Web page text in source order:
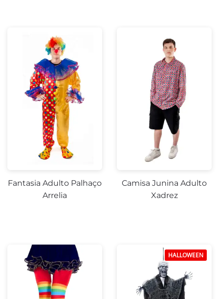
Fantasia Adulto Palhaço
Arrelia
Camisa Junina Adulto
Xadrez
HALLOWEEN